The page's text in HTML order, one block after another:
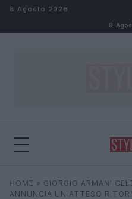
Salta al contenuto
8 Agosto 2026
8
Cerca
HOME » GIORGIO ARMANI
ANNUNCIA UN ATTESO